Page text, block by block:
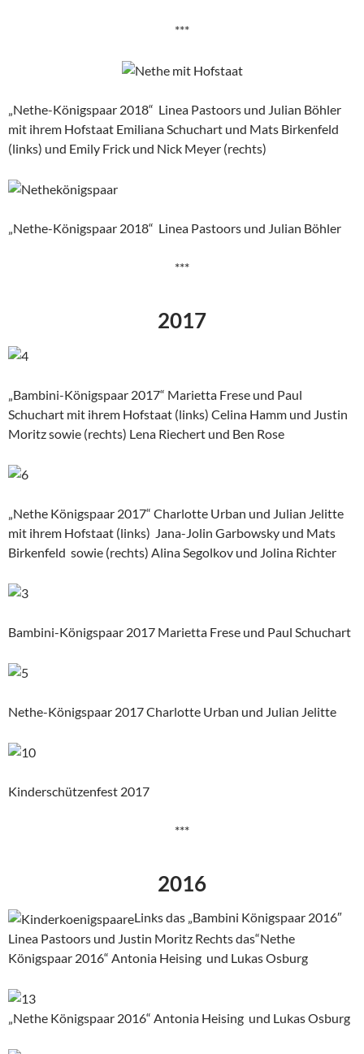
***
„Nethe-Königspaar 2018“ Linea Pastoors und Julian Böhler
mit ihrem Hofstaat Emiliana Schuchart und Mats Birkenfeld
(links) und Emily Frick und Nick Meyer (rechts)
„Nethe-Königspaar 2018“ Linea Pastoors und Julian Böhler
***
2017
„Bambini-Königspaar 2017“ Marietta Frese und Paul
Schuchart mit ihrem Hofstaat (links) Celina Hamm und Justin
Moritz sowie (rechts) Lena Riechert und Ben Rose
„Nethe Königspaar 2017“ Charlotte Urban und Julian Jelitte
mit ihrem Hofstaat (links) Jana-Jolin Garbowsky und Mats
Birkenfeld sowie (rechts) Alina Segolkov und Jolina Richter
Bambini-Königspaar 2017 Marietta Frese und Paul Schuchart
Nethe-Königspaar 2017 Charlotte Urban und Julian Jelitte
Kinderschützenfest 2017
***
2016
Links das „Bambini Königspaar 2016″
Linea Pastoors und Justin Moritz Rechts das“Nethe
Königspaar 2016“ Antonia Heising und Lukas Osburg
„Nethe Königspaar 2016“ Antonia Heising und Lukas Osburg